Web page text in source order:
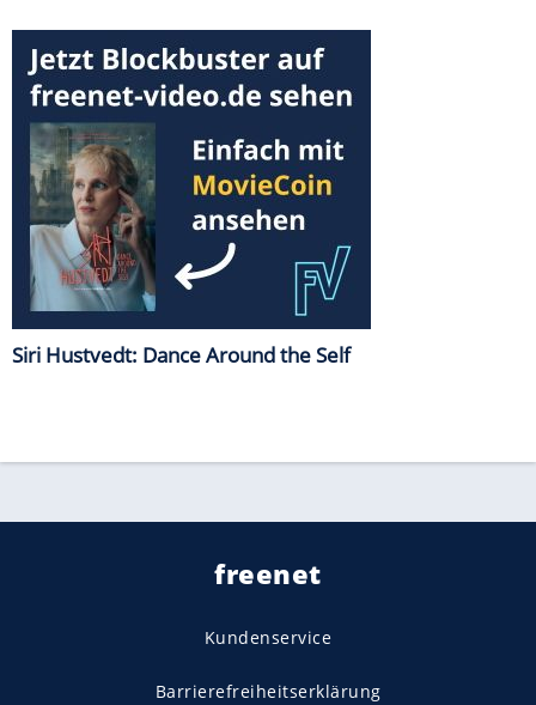
Siri Hustvedt: Dance Around the Self
freenet
Kundenservice
Barrierefreiheitserklärung